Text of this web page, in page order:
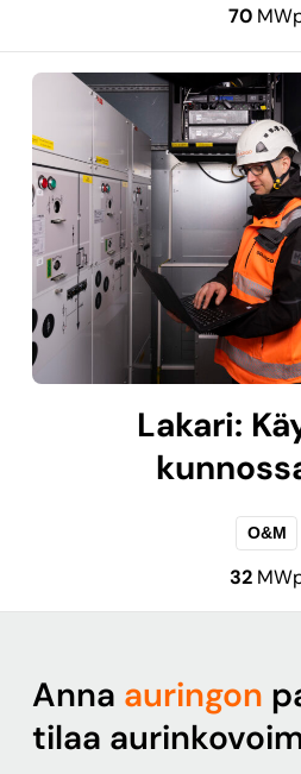
70
Lakari:
O&M
32
Anna auringon
tilaa